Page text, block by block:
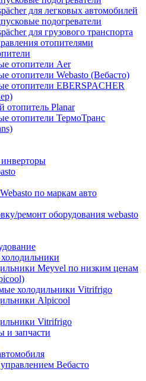
для легковых автомобилей
подогреватели
для грузового транспорта
отопителями
отопители Аer
отопители Webasto (Вебасто)
отопители EBERSPACHER
отопитель Planar
отопители ТермоТранс
по маркам авто
ремонт оборудования webasto
Meyvel по низким ценам
холодильники Vitrifrigo
Alpicool
Vitrifrigo
и запчасти
Вебасто